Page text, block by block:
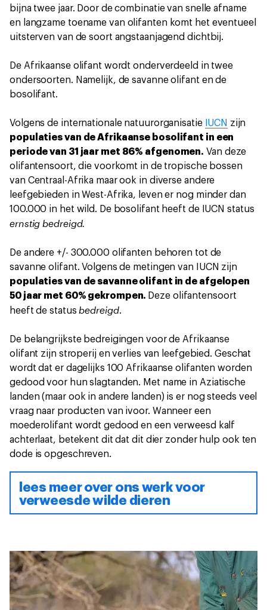
bijna twee jaar. Door de combinatie van snelle afname
en langzame toename van olifanten komt het eventueel
uitsterven van de soort angstaanjagend dichtbij.
De Afrikaanse olifant wordt onderverdeeld in twee
ondersoorten. Namelijk, de savanne olifant en de
bosolifant.
Volgens de internationale natuurorganisatie IUCN zijn
populaties van de Afrikaanse bosolifant in een
periode van 31 jaar met 86% afgenomen. Van deze
olifantensoort, die voorkomt in de tropische bossen
van Centraal-Afrika maar ook in diverse andere
leefgebieden in West-Afrika, leven er nog minder dan
100.000 in het wild. De bosolifant heeft de IUCN status
ernstig bedreigd.
De andere +/- 300.000 olifanten behoren tot de
savanne olifant. Volgens de metingen van IUCN zijn
populaties van de savanne olifant in de afgelopen
50 jaar met 60% gekrompen. Deze olifantensoort
heeft de statusbedreigd.
De belangrijkste bedreigingen voor de Afrikaanse
olifant zijn stroperij en verlies van leefgebied. Geschat
wordt dat er dagelijks 100 Afrikaanse olifanten worden
gedood voor hun slagtanden. Met name in Aziatische
landen (maar ook in andere landen) is er nog steeds veel
vraag naar producten van ivoor. Wanneer een
moederolifant wordt gedood en een verweesd kalf
achterlaat, betekent dit dat dit dier zonder hulp ook ten
dode is opgeschreven.
lees meer over ons werk voor
verweesde wilde dieren